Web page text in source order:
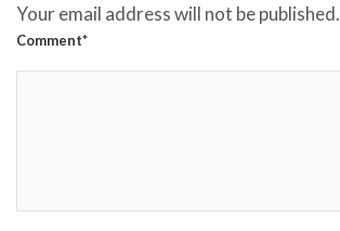
Your email address will not be published.
Comment*